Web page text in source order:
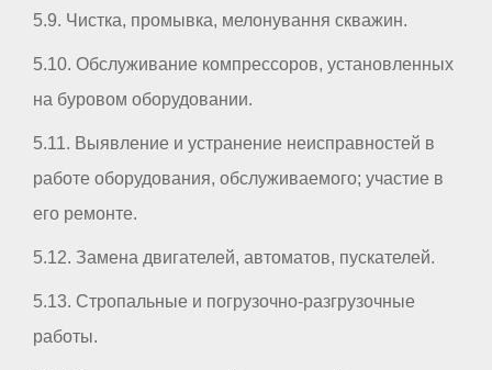
5.9. Чистка, промывка, мелонування скважин.
5.10. Обслуживание компрессоров, установленных
на буровом оборудовании.
5.11. Выявление и устранение неисправностей в
работе оборудования, обслуживаемого; участие в
его ремонте.
5.12. Замена двигателей, автоматов, пускателей.
5.13. Стропальные и погрузочно-разгрузочные
работы.